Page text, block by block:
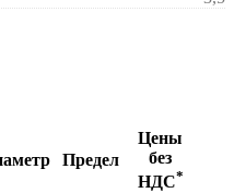
Предел
Цены
без
НДС*